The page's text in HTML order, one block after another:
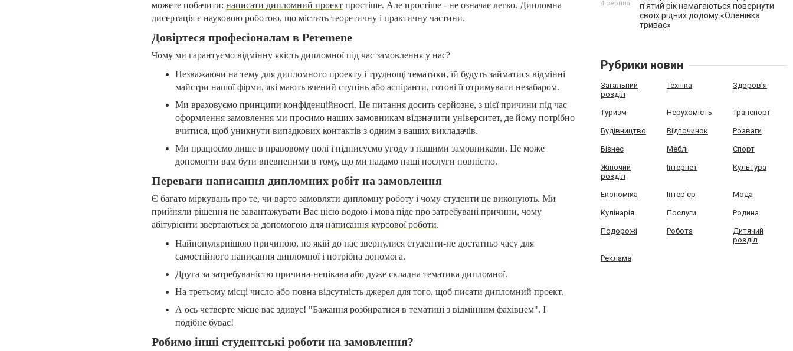
можете побачити: написати дипломний проект простіше. Але простіше - не означає легко. Дипломна
дисертація є науковою роботою, що містить теоретичну і практичну частини.
Довіртеся професіоналам в Peremene
Чому ми гарантуємо відмінну якість дипломної під час замовлення у нас?
Незважаючи на тему для дипломного проекту і труднощі тематики, їй будуть займатися відмінні
майстри нашої фірми, які мають вчений ступінь або аспіранти, готові її отримувати незабаром.
Ми враховуємо принципи конфіденційності. Це питання досить серйозне, з цієї причини під час
оформлення замовлення ми просимо наших замовникам відзначити університет, де йому потрібно
вчитися, щоб уникнути випадкових контактів з одним з ваших викладачів.
Ми працюємо лише в правовому полі і підписуємо угоду з нашими замовниками. Це може
допомогти вам бути впевненими в тому, що ми надамо наші послуги повністю.
Переваги написання дипломних робіт на замовлення
Є багато міркувань про те, чи варто замовляти дипломну роботу і чому студенти це виконують. Ми
прийняли рішення не завантажувати Вас цією водою і мова піде про затребувані причини, чому
абітурієнти звертаються за допомогою для написання курсової роботи.
Найпопулярнішою причиною, по якій до нас звернулися студенти-не достатньо часу для
самостійного написання дипломної і потрібна допомога.
Друга за затребуваністю причина-нецікава або дуже складна тематика дипломної.
На третьому місці число або повна відсутність джерел для того, щоб писати дипломний проект.
А ось четверте місце вас здивує! "Бажання розбиратися в тематиці з відмінним фахівцем". І
подібне буває!
Робимо інші студентські роботи на замовлення?
пʼятий рік намагаються повернути
своїх рідних додому.«Оленівка
триває»
4 серпня
Рубрики новин
Загальний
розділ
Техніка Здоров'я
Туризм Нерухомість Транспорт
Будівництво Відпочинок Розваги
Бізнес Меблі Спорт
Жіночий
розділ
Інтернет Культура
Економіка Інтер'єр Мода
Кулінарія Послуги Родина
Подорожі Робота
Дитячий
розділ
Реклама